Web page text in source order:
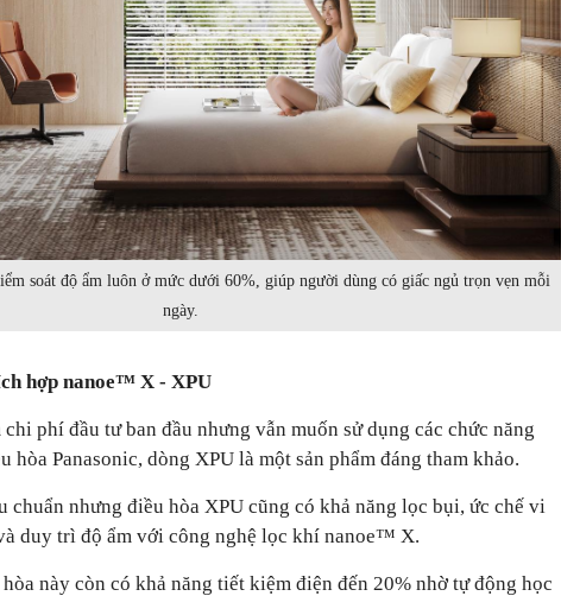
soát độ ẩm luôn ở mức dưới 60%, giúp người dùng có giấc ngủ trọn vẹn mỗi
ngày.
hợp nanoe™ X - XPU
phí đầu tư ban đầu nhưng vẫn muốn sử dụng các chức năng
hòa Panasonic, dòng XPU là một sản phẩm đáng tham khảo.
chuẩn nhưng điều hòa XPU cũng có khả năng lọc bụi, ức chế vi
duy trì độ ẩm với công nghệ lọc khí nanoe™ X.
này còn có khả năng tiết kiệm điện đến 20% nhờ tự động học